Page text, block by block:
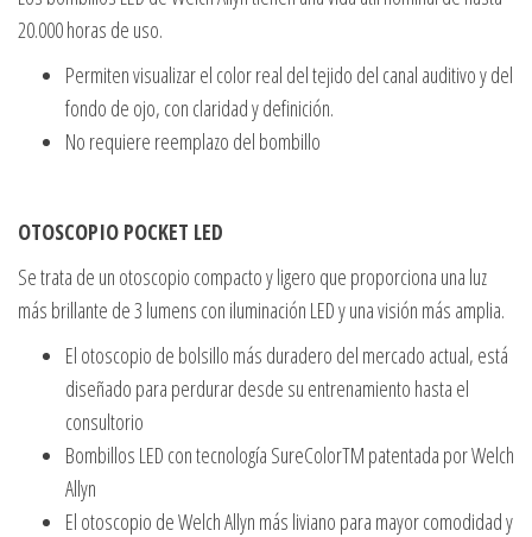
20.000 horas de uso.
Permiten visualizar el color real del tejido del canal auditivo y del
fondo de ojo, con claridad y definición.
No requiere reemplazo del bombillo
OTOSCOPIO POCKET LED
Se trata de un otoscopio compacto y ligero que proporciona una luz
más brillante de 3 lumens con iluminación LED y una visión más amplia.
El otoscopio de bolsillo más duradero del mercado actual, está
diseñado para perdurar desde su entrenamiento hasta el
consultorio
Bombillos LED con tecnología SureColorTM patentada por Welch
Allyn
El otoscopio de Welch Allyn más liviano para mayor comodidad y